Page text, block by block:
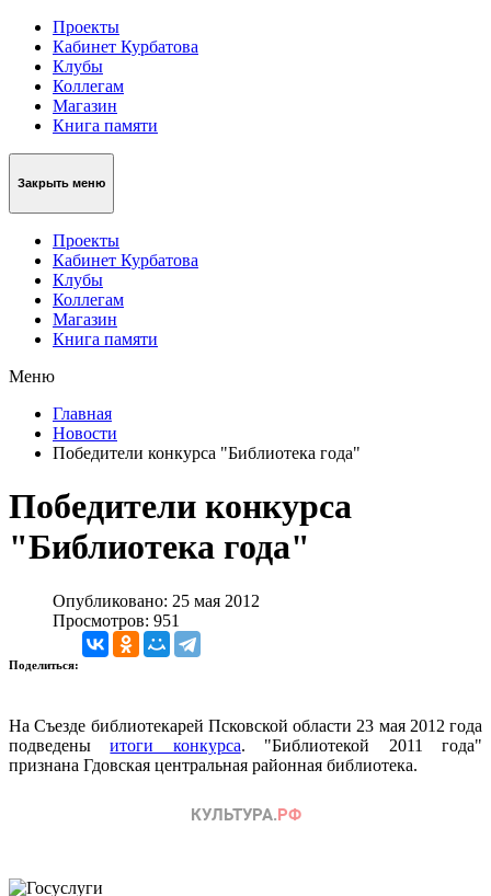
Проекты
Кабинет Курбатова
Клубы
Коллегам
Магазин
Книга памяти
Закрыть меню
Проекты
Кабинет Курбатова
Клубы
Коллегам
Магазин
Книга памяти
Меню
Главная
Новости
Победители конкурса "Библиотека года"
Победители конкурса
"Библиотека года"
Опубликовано: 25 мая 2012
Просмотров: 951
Поделиться:
На Съезде библиотекарей Псковской области 23 мая 2012 года
подведеныитоги конкурса. "Библиотекой 2011 года"
признана Гдовская центральная районная библиотека.